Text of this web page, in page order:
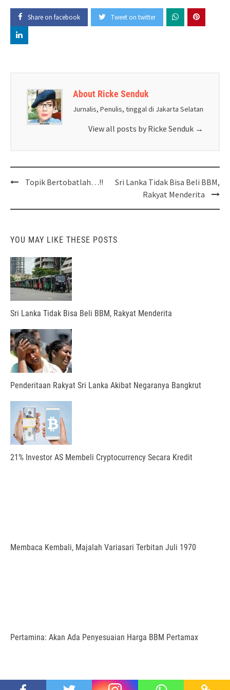
Share on facebook Tweet on twitter
About Ricke Senduk
Jurnalis, Penulis, tinggal di Jakarta Selatan
View all posts by Ricke Senduk →
PostTopik Bertobatlah…!!
Sri Lanka Tidak Bisa Beli BBM,
Rakyat Menderita
YOU MAY LIKE THESE POSTS
Sri Lanka Tidak Bisa Beli BBM, Rakyat Menderita
Penderitaan Rakyat Sri Lanka Akibat Negaranya Bangkrut
21% Investor AS Membeli Cryptocurrency Secara Kredit
Membaca Kembali, Majalah Variasari Terbitan Juli 1970
Pertamina: Akan Ada Penyesuaian Harga BBM Pertamax